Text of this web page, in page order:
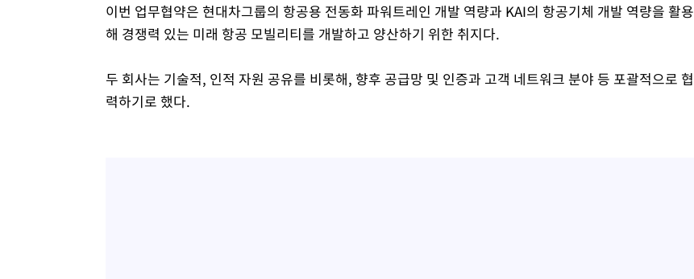
이번 업무협약은 현대차그룹의 항공용 전동화 파워트레인 개발 역량과 KAI의 항공기체 개발 역량을 활용
해 경쟁력 있는 미래 항공 모빌리티를 개발하고 양산하기 위한 취지다.
두 회사는 기술적, 인적 자원 공유를 비롯해, 향후 공급망 및 인증과 고객 네트워크 분야 등 포괄적으로 협
력하기로 했다.